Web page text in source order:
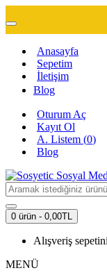
Anasayfa
Sepetim
İletişim
Blog
Oturum Aç
Kayıt Ol
A. Listem (0)
Blog
0 ürün - 0,00TL
Alışveriş
MENÜ